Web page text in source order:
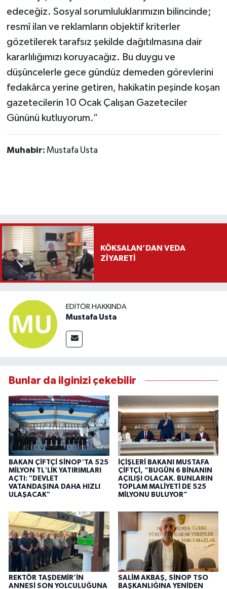
edeceğiz. Sosyal sorumluluklarımızın bilincinde;
resmî ilan ve reklamların objektif kriterler
gözetilerek tarafsız şekilde dağıtılmasına dair
kararlılığımızı koruyacağız. Bu duygu ve
düşüncelerle gece gündüz demeden görevlerini
fedakârca yerine getiren, hakikatin peşinde koşan
gazetecilerin 10 Ocak Çalışan Gazeteciler
Gününü kutluyorum.”
Muhabir: Mustafa Usta
KÖKSALAN’DAN VEDA
ZİYARETİ
EDITÖR HAKKINDA
Mustafa Usta
Bunlar da ilginizi çekebilir
BAKAN ÇİFTÇİ SİNOP'TA 525
MİLYON TL'LİK YATIRIMLARI
AÇTI: "DEVLET
VATANDAŞINA DAHA HIZLI
ULAŞACAK"
İÇİŞLERİ BAKANI MUSTAFA
ÇİFTÇİ, “BUGÜN 6 BİNANIN
AÇILIŞI OLACAK. BUNLARIN
TOPLAM MALİYETİ DE 525
MİLYONU BULUYOR”
REKTÖR TAŞDEMİR’İN
ANNESİ SON YOLCULUĞUNA
SALİM AKBAŞ, SİNOP TSO
BAŞKANLIĞINA YENİDEN